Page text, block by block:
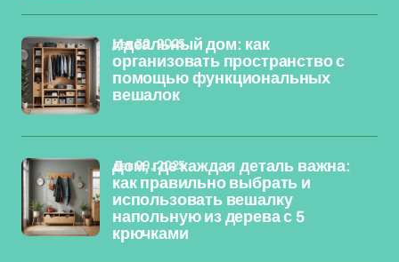
Идеальный дом: как
организовать пространство с
помощью функциональных
вешалок
дек 30, 2025
Дом, где каждая деталь важна:
как правильно выбрать и
использовать вешалку
напольную из дерева с 5
крючками
дек 29, 2025